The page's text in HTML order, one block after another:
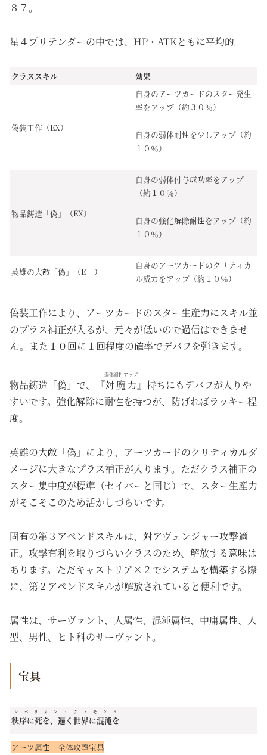
８７。
星４プリテンダーの中では、HP・ATKともに平均的。
クラススキル 効果
偽装工作（EX）
自身のアーツカードのスター発生
率をアップ（約３０％）
自身の弱体耐性を少しアップ（約
１０％）
物品鋳造「偽」（EX）
自身の弱体付与成功率をアップ
（約１０％）
自身の強化解除耐性をアップ（約
１０％）
英雄の大敵「偽」（E++）
自身のアーツカードのクリティカ
ル威力をアップ（約１０％）
偽装工作により、アーツカードのスター生産力にスキル並
のプラス補正が入るが、元々が低いので過信はできませ
ん。また１０回に１回程度の確率でデバフを弾きます。
物品鋳造「偽」で、『対魔力
弱体耐性アップ
』持ちにもデバフが入りや
すいです。強化解除に耐性を持つが、防げればラッキー程
度。
英雄の大敵「偽」により、アーツカードのクリティカルダ
メージに大きなプラス補正が入ります。ただクラス補正の
スター集中度が標準（セイバーと同じ）で、スター生産力
がそこそこのため活かしづらいです。
固有の第３アペンドスキルは、対アヴェンジャー攻撃適
正。攻撃有利を取りづらいクラスのため、解放する意味は
あります。ただキャストリア×２でシステムを構築する際
に、第２アペンドスキルが解放されていると便利です。
属性は、サーヴァント、人属性、混沌属性、中庸属性、人
型、男性、ヒト科のサーヴァント。
宝具
秩序に死を、遍く世界に混沌を
レベリオン・ウ・モンド
アーツ属性 全体攻撃宝具